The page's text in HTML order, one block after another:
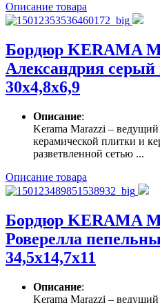
Описание товара
Бордюр KERAMA
Александрия
30х4,8х6,9
Описание:
Kerama Marazzi –
керамической плитки и
разветвленной сетью ...
Описание товара
Бордюр KERAMA
Роверелла
34,5х14,7х11
Описание:
Kerama Marazzi –